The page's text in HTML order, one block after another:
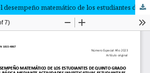
Mejoramiento del desempeño matemático de los estudiantes de quinto grado de educación general básica mediante actividades investigativas estudiantiles